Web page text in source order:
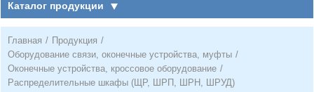
Каталог продукции
Главная / Продукция /
Оборудование связи, оконечные устройства, муфты /
Оконечные устройства, кроссовое оборудование /
Распределительные шкафы (ЩР, ШРП, ШРН, ШРУД)